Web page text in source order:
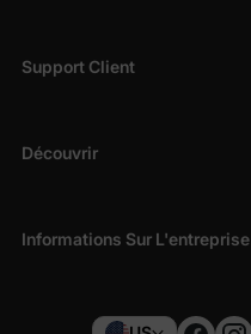
Support Client
Découvrir
Informations Sur L'entreprise